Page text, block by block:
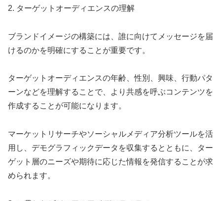
2. ターゲットオーディエンスの理解
ブランドイメージの構築には、誰に向けてメッセージを届
けるのかを明確にすることが重要です。
ターゲットオーディエンスの年齢、性別、興味、行動パタ
ーンなどを理解することで、より共感を呼ぶコンテンツを
作成することが可能になります。
マーケットリサーチやソーシャルメディア分析ツールを活
用し、デモグラフィックデータを収集するとともに、ター
ゲット層のニーズや期待に応じた情報を発信することが求
められます。